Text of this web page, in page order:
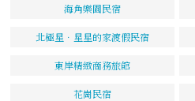
海角樂園民宿
北極星．星星的家渡假民宿
東岸精緻商務旅館
花崗民宿